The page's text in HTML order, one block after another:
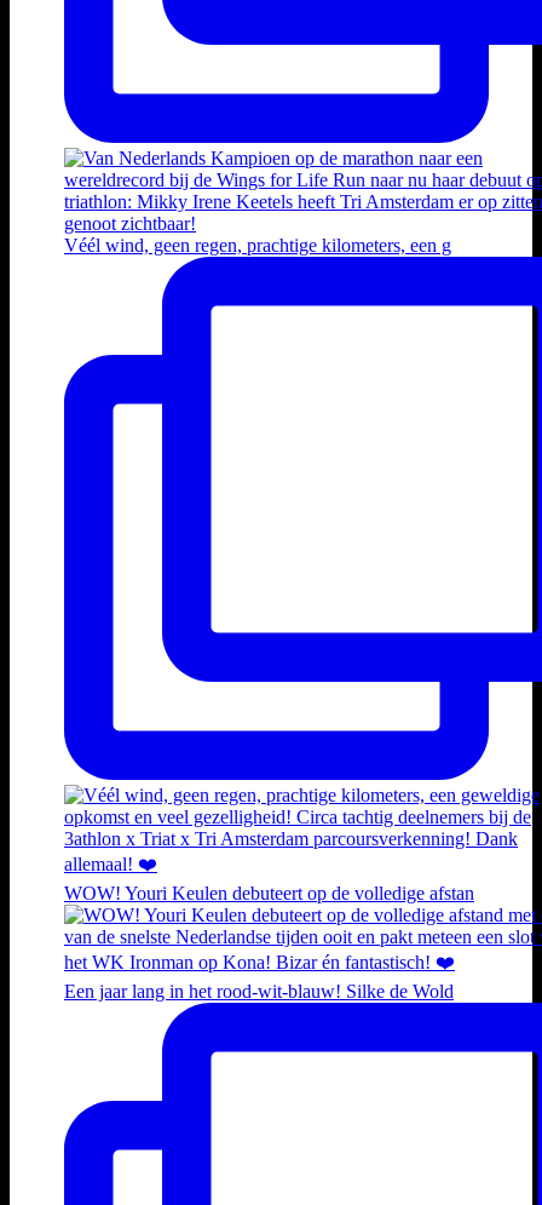
Véél wind, geen regen, prachtige kilometers, een g
WOW! Youri Keulen debuteert op de volledige afstan
Een jaar lang in het rood-wit-blauw! Silke de Wold